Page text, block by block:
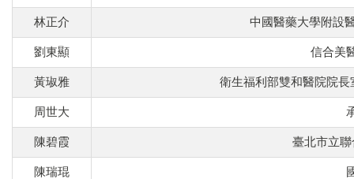
林正介 中國醫藥大學附設
劉東顯 信合美
黃琡雅 衛生福利部雙和醫院院
周世大
陳碧霞 臺北市立
陳瑞琨